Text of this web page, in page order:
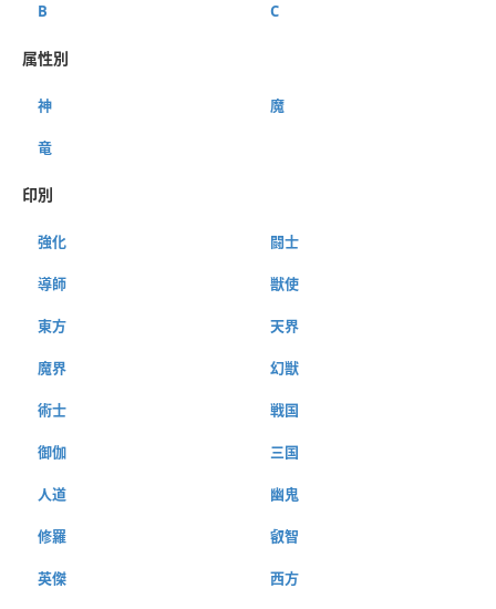
B C
属性別
神 魔
竜
印別
強化 闘士
導師 獣使
東方 天界
魔界 幻獣
術士 戦国
御伽 三国
人道 幽鬼
修羅 叡智
英傑 西方